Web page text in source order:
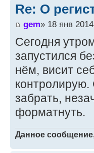
Re: О
gem» 18 янв
Сегодня
запустился
нём, висит
забрать,
форматнуть.
Данное